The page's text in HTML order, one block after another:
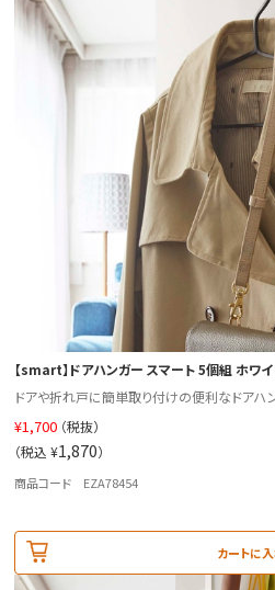
【smart】ドアハンガー スマート 5個組 ホワイ
ドアや折れ戸に簡単取り付けの便利なドアハ
¥1,700 （税抜）
（税込 ¥1,870）
商品コード EZA78454
カートに